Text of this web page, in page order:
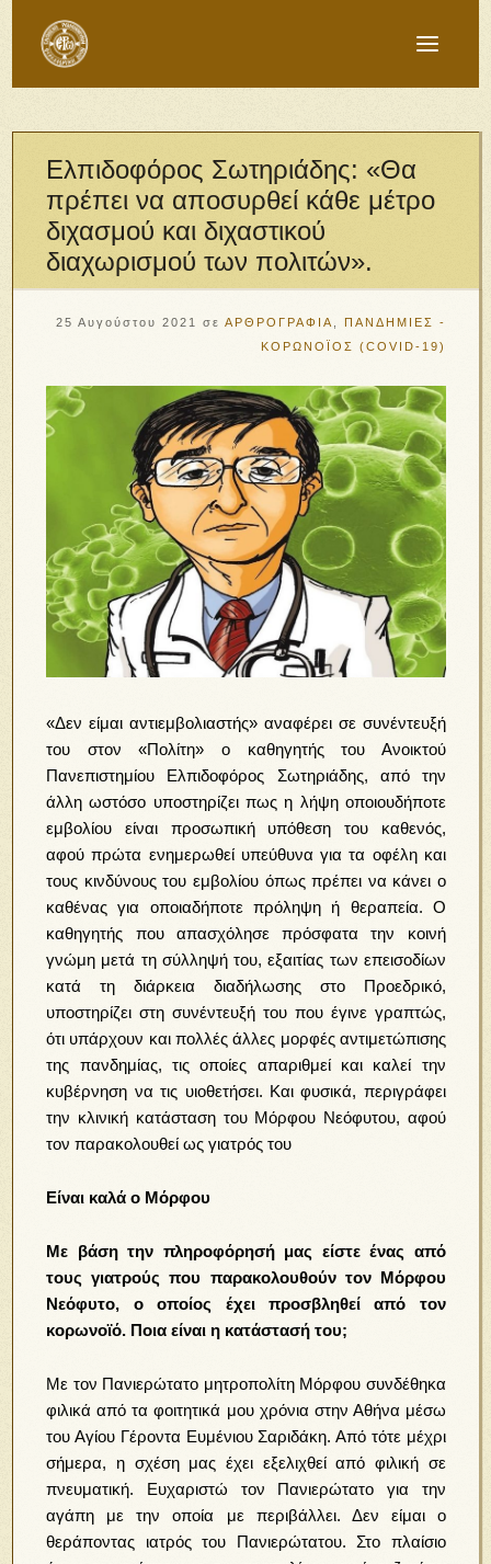
Ελπιδοφόρος Σωτηριάδης: «Θα
πρέπει να αποσυρθεί κάθε μέτρο
διχασμού και διχαστικού
διαχωρισμού των πολιτών».
25 Αυγούστου 2021 σε ΑΡΘΡΟΓΡΑΦΙΑ
ΠΑΝΔΗΜΙΕΣ -
ΚΟΡΩΝΟΪΟΣ (COVID-19)
«Δεν είμαι αντιεμβολιαστής» αναφέρει σε συνέντευξή
του στον «Πολίτη» ο καθηγητής του Ανοικτού
Πανεπιστημίου Ελπιδοφόρος Σωτηριάδης, από την
άλλη ωστόσο υποστηρίζει πως η λήψη οποιουδήποτε
εμβολίου είναι προσωπική υπόθεση του καθενός,
αφού πρώτα ενημερωθεί υπεύθυνα για τα οφέλη και
τους κινδύνους του εμβολίου όπως πρέπει να κάνει ο
καθένας για οποιαδήποτε πρόληψη ή θεραπεία. Ο
καθηγητής που απασχόλησε πρόσφατα την κοινή
γνώμη μετά τη σύλληψή του, εξαιτίας των επεισοδίων
κατά τη διάρκεια διαδήλωσης στο Προεδρικό,
υποστηρίζει στη συνέντευξή του που έγινε γραπτώς,
ότι υπάρχουν και πολλές άλλες μορφές αντιμετώπισης
της πανδημίας, τις οποίες απαριθμεί και καλεί την
κυβέρνηση να τις υιοθετήσει. Και φυσικά, περιγράφει
την κλινική κατάσταση του Μόρφου Νεόφυτου, αφού
τον παρακολουθεί ως γιατρός του
Είναι καλά ο Μόρφου
Με βάση την πληροφόρησή μας είστε ένας από
τους γιατρούς που παρακολουθούν τον Μόρφου
Νεόφυτο, ο οποίος έχει προσβληθεί από τον
κορωνοϊό. Ποια είναι η κατάστασή του;
Με τον Πανιερώτατο μητροπολίτη Μόρφου συνδέθηκα
φιλικά από τα φοιτητικά μου χρόνια στην Αθήνα μέσω
του Αγίου Γέροντα Ευμένιου Σαριδάκη. Από τότε μέχρι
σήμερα, η σχέση μας έχει εξελιχθεί από φιλική σε
πνευματική. Ευχαριστώ τον Πανιερώτατο για την
αγάπη με την οποία με περιβάλλει. Δεν είμαι ο
θεράποντας ιατρός του Πανιερώτατου. Στο πλαίσιο